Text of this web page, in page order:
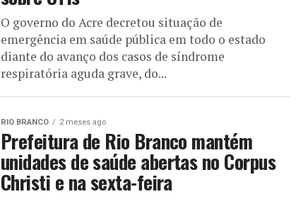
O governo do Acre decretou situação de
emergência em saúde pública em todo o estado
diante do avanço dos casos de síndrome
respiratória aguda grave, do...
RIO BRANCO 2 meses ago
Prefeitura de Rio Branco mantém
unidades de saúde abertas no Corpus
Christi e na sexta-feira